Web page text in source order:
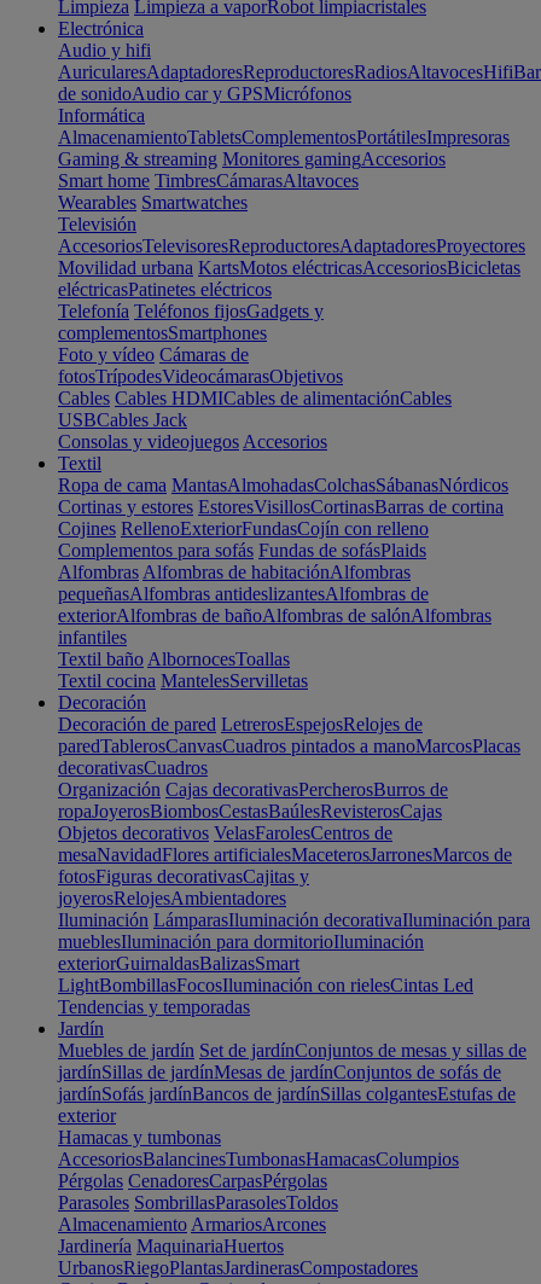
Limpieza Limpieza a vaporRobot limpiacristales
Electrónica
Audio y hifi
AuricularesAdaptadoresReproductoresRadiosAltavocesHifi
de sonidoAudio car y GPSMicrófonos
Informática
AlmacenamientoTabletsComplementosPortátilesImpresoras
Gaming & streaming Monitores gamingAccesorios
Smart home TimbresCámarasAltavoces
Wearables Smartwatches
Televisión
AccesoriosTelevisoresReproductoresAdaptadoresProyectores
Movilidad urbana KartsMotos eléctricasAccesoriosBicicletas
eléctricasPatinetes eléctricos
Telefonía Teléfonos fijosGadgets y
complementosSmartphones
Foto y vídeo Cámaras de
fotosTrípodesVideocámarasObjetivos
Cables Cables HDMICables de alimentaciónCables
USBCables Jack
Consolas y videojuegos Accesorios
Textil
Ropa de cama MantasAlmohadasColchasSábanasNórdicos
Cortinas y estores EstoresVisillosCortinasBarras de cortina
Cojines RellenoExteriorFundasCojín con relleno
Complementos para sofás Fundas de sofásPlaids
Alfombras Alfombras de habitaciónAlfombras
pequeñasAlfombras antideslizantesAlfombras de
exteriorAlfombras de bañoAlfombras de salónAlfombras
infantiles
Textil baño AlbornocesToallas
Textil cocina MantelesServilletas
Decoración
Decoración de pared LetrerosEspejosRelojes de
paredTablerosCanvasCuadros pintados a manoMarcosPlacas
decorativasCuadros
Organización Cajas decorativasPercherosBurros de
ropaJoyerosBiombosCestasBaúlesRevisterosCajas
Objetos decorativos VelasFarolesCentros de
mesaNavidadFlores artificialesMaceterosJarronesMarcos de
fotosFiguras decorativasCajitas y
joyerosRelojesAmbientadores
Iluminación LámparasIluminación decorativaIluminación para
mueblesIluminación para dormitorioIluminación
exteriorGuirnaldasBalizasSmart
LightBombillasFocosIluminación con rielesCintas Led
Tendencias y temporadas
Jardín
Muebles de jardín Set de jardínConjuntos de mesas y sillas de
jardínSillas de jardínMesas de jardínConjuntos de sofás de
jardínSofás jardínBancos de jardínSillas colgantesEstufas de
exterior
Hamacas y tumbonas
AccesoriosBalancinesTumbonasHamacasColumpios
Pérgolas CenadoresCarpasPérgolas
Parasoles SombrillasParasolesToldos
Almacenamiento ArmariosArcones
Jardinería MaquinariaHuertos
UrbanosRiegoPlantasJardinerasCompostadores